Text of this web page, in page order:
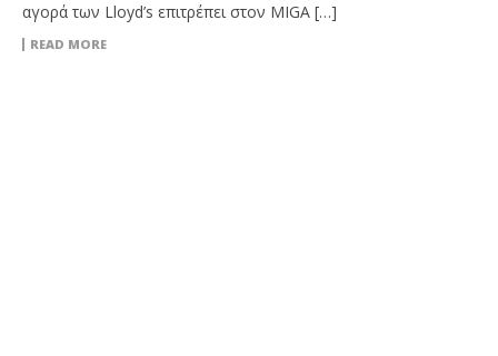
αγορά των Lloyd’s επιτρέπει στον MIGA […]
READ MORE